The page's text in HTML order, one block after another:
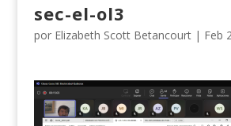
sec-el-ol3
por Elizabeth Scott Betancourt| Feb